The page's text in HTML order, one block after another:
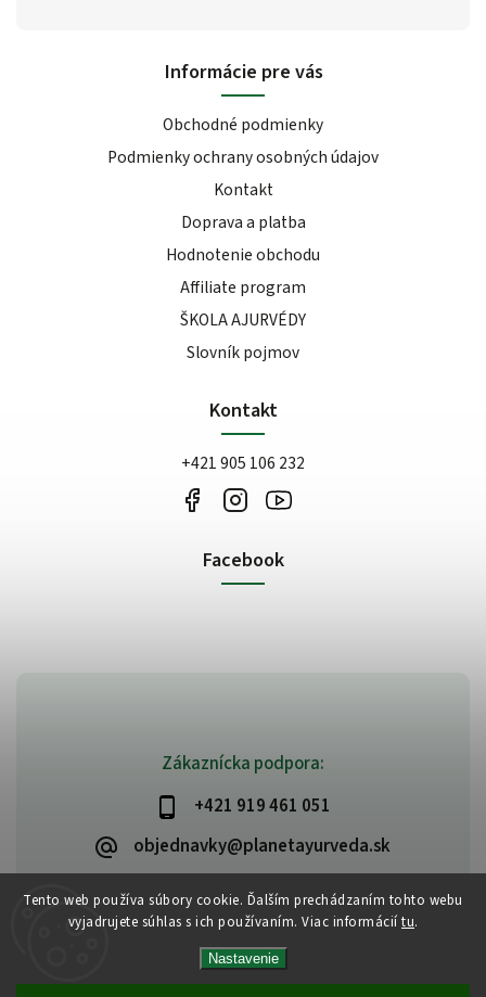
Tento web používa súbory cookie. Ďalším prechádzaním tohto webu
vyjadrujete súhlas s ich používaním. Viac informácií tu.
Nastavenie
Zákaznícka podpora:
+421 919 461 051
objednavky@planetayurveda.sk
Informácie pre vás
Obchodné podmienky
Podmienky ochrany osobných údajov
Kontakt
Doprava a platba
Hodnotenie obchodu
Affiliate program
ŠKOLA AJURVÉDY
Slovník pojmov
Kontakt
+421 905 106 232
Facebook
PlanetAyurveda. Všetky práva vyhradené.
Upraviť nastavenie cookies